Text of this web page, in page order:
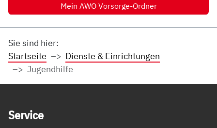
Mein AWO Vorsorge-Ordner
Sie sind hier:
Startseite
Dienste & Einrichtungen
Jugendhilfe
Ser­vice